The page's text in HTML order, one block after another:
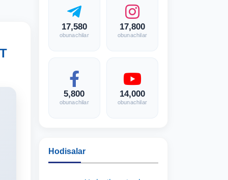
17,580
obunachilar
17,800
obunachilar
5,800
obunachilar
14,000
obunachilar
Hodisalar